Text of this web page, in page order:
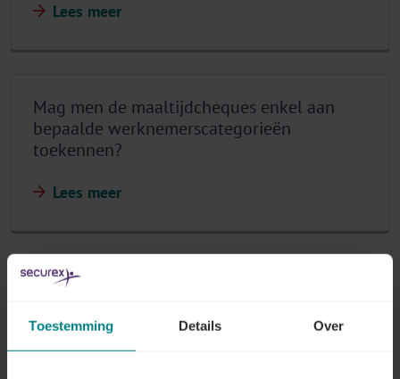
Toestemming Details Over
Lees meer
Mag men de maaltijdcheques enkel aan
bepaalde werknemerscategorieën
toekennen?
Lees meer
Mogen maaltijdcheques worden toegekend
Lees meer